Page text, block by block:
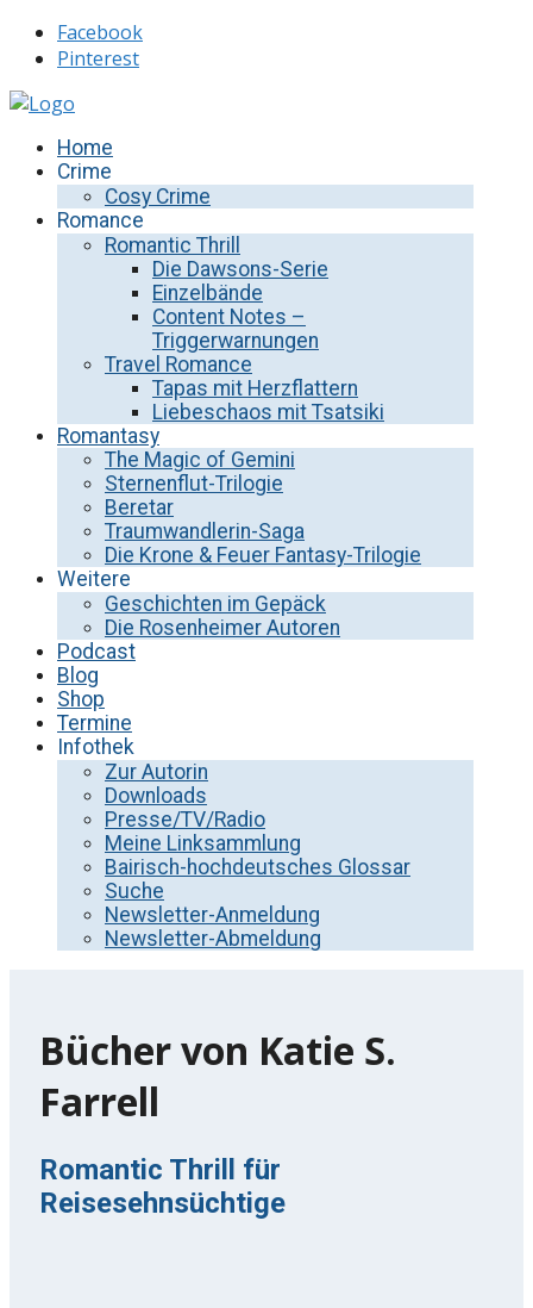
Facebook
Pinterest
Home
Crime
Cosy Crime
Romance
Romantic Thrill
Die Dawsons-Serie
Einzelbände
Content Notes –
Triggerwarnungen
Travel Romance
Tapas mit Herzflattern
Liebeschaos mit Tsatsiki
Romantasy
The Magic of Gemini
Sternenflut-Trilogie
Beretar
Traumwandlerin-Saga
Die Krone & Feuer Fantasy-Trilogie
Weitere
Geschichten im Gepäck
Die Rosenheimer Autoren
Podcast
Blog
Shop
Termine
Infothek
Zur Autorin
Downloads
Presse/TV/Radio
Meine Linksammlung
Bairisch-hochdeutsches Glossar
Suche
Newsletter-Anmeldung
Newsletter-Abmeldung
Bücher von Katie S.
Farrell
Romantic Thrill für
Reisesehnsüchtige